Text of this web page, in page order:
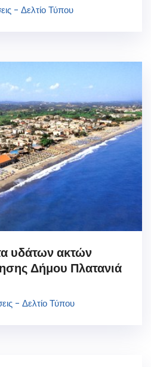
- Δελτίο Τύπου
υδάτων ακτών
Δήμου Πλατανιά
- Δελτίο Τύπου